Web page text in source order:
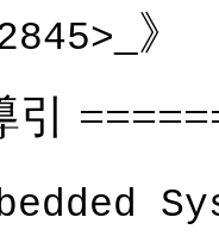
_》
引